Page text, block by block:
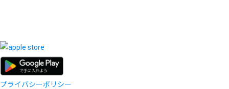
プライバシーポリシー